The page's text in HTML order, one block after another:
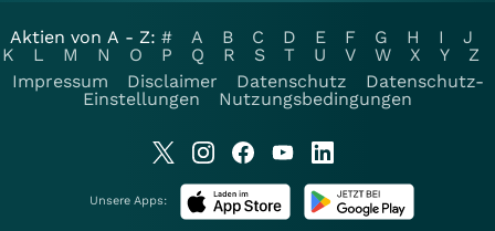
Aktien von A - Z: # A B C D E F G H I
J
K
L M N O P Q R S T U V W X Y
Z
Impressum
Disclaimer Datenschutz
Datenschutz-
Einstellungen
Nutzungsbedingungen
Unsere Apps: